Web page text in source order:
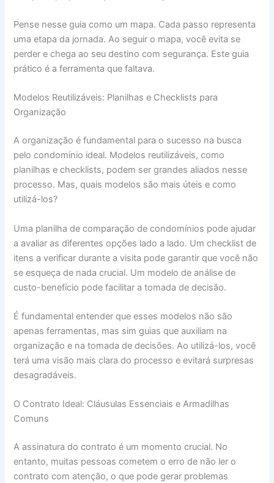
Pense nesse guia como um mapa. Cada passo representa
uma etapa da jornada. Ao seguir o mapa, você evita se
perder e chega ao seu destino com segurança. Este guia
prático é a ferramenta que faltava.
Modelos Reutilizáveis: Planilhas e Checklists para
Organização
A organização é fundamental para o sucesso na busca
pelo condomínio ideal. Modelos reutilizáveis, como
planilhas e checklists, podem ser grandes aliados nesse
processo. Mas, quais modelos são mais úteis e como
utilizá-los?
Uma planilha de comparação de condomínios pode ajudar
a avaliar as diferentes opções lado a lado. Um checklist de
itens a verificar durante a visita pode garantir que você não
se esqueça de nada crucial. Um modelo de análise de
custo-benefício pode facilitar a tomada de decisão.
É fundamental entender que esses modelos não são
apenas ferramentas, mas sim guias que auxiliam na
organização e na tomada de decisões. Ao utilizá-los, você
terá uma visão mais clara do processo e evitará surpresas
desagradáveis.
O Contrato Ideal: Cláusulas Essenciais e Armadilhas
Comuns
A assinatura do contrato é um momento crucial. No
entanto, muitas pessoas cometem o erro de não ler o
contrato com atenção, o que pode gerar problemas